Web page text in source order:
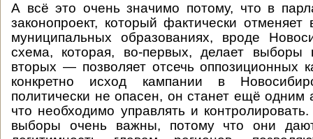
А всё это очень значимо потому, что в
законопроект, который фактически
муниципальных образованиях, вроде
схема, которая, во-первых, делает
вторых — позволяет отсечь оппозиционных
конкретно исход кампании в
политически не опасен, он станет ещё одним
что необходимо управлять и
выборы очень важны, потому что они